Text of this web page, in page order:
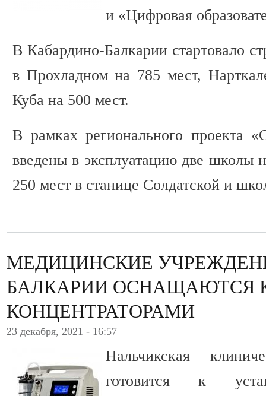
и «Цифровая
В Кабардино-Балкарии стартовало
в Прохладном на 785 мест,
Куба на 500 мест.
В рамках регионального проекта
введены в эксплуатацию две школы
250 мест в станице Солдатской и
МЕДИЦИНСКИЕ
БАЛКАРИИ ОСНАЩАЮТСЯ
КОНЦЕНТРАТОРАМИ
23 декабря, 2021 - 16:57
Нальчикская
готовится к